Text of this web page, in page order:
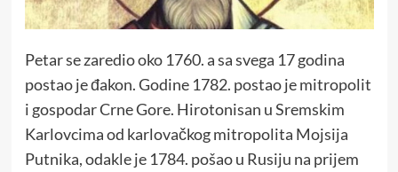
Petar se zaredio oko 1760. a sa svega 17 godina
postao je đakon. Godine 1782. postao je mitropolit
i gospodar Crne Gore. Hirotonisan u Sremskim
Karlovcima od karlovačkog mitropolita Mojsija
Putnika, odakle je 1784. pošao u Rusiju na prijem